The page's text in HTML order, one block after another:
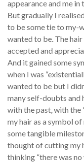
appearance and me in
But gradually I
to be some tie to my-
wanted to be. The
accepted and
And it gained some
when I was
wanted to be but I
many self-doubts and
with the past, with the
my hair as a symbol of
some tangible
thought of cutting my
thinking “there was